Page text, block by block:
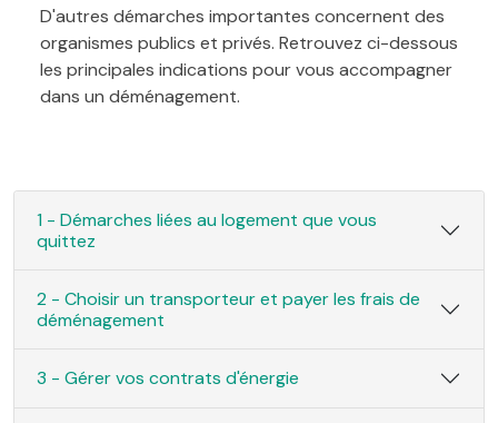
D'autres démarches importantes concernent des
organismes publics et privés. Retrouvez ci-dessous
les principales indications pour vous accompagner
dans un déménagement.
1 - Démarches liées au logement que vous
quittez
2 - Choisir un transporteur et payer les frais de
déménagement
3 - Gérer vos contrats d'énergie